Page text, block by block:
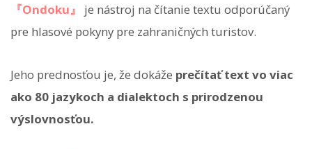
『Ondoku』
je nástroj na čítanie textu odporúčaný
pre hlasové pokyny pre zahraničných turistov.
Jeho prednosťou je, že dokáže prečítať text vo viac
ako 80 jazykoch a dialektoch s prirodzenou
výslovnosťou.